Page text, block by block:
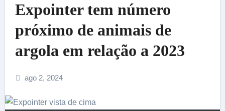
Expointer tem número
próximo de animais de
argola em relação a 2023
ago 2, 2024